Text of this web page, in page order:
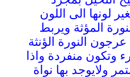
لونها الى اللون
المؤثة ويربط
النورة الؤنثة
خضرء وتكون منفردة واذا
ولايوجد بها نواة